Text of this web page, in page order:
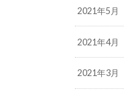
2021年5月
2021年4月
2021年3月